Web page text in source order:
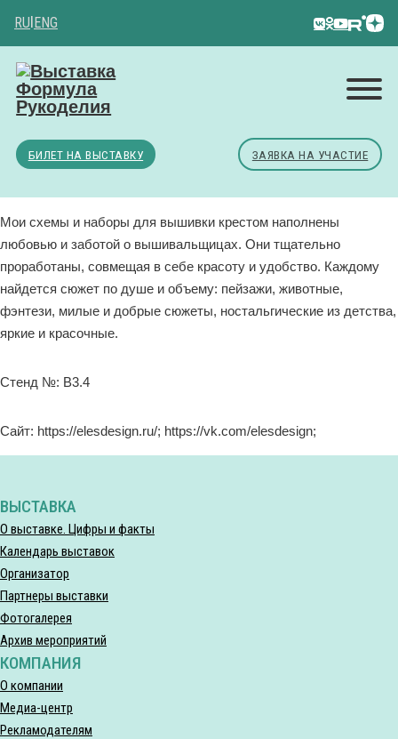
RU ENG
БИЛЕТ НА ВЫСТАВКУ ЗАЯВКА НА УЧАСТИЕ
Мои схемы и наборы для вышивки крестом наполнены
любовью и заботой о вышивальщицах. Они тщательно
проработаны, совмещая в себе красоту и удобство. Каждому
найдется сюжет по душе и объему: пейзажи, животные,
фэнтези, милые и добрые сюжеты, ностальгические из детства,
яркие и красочные.
Стенд №: B3.4
Сайт: https://elesdesign.ru/; https://vk.com/elesdesign;
ВЫСТАВКА
О выставке. Цифры и факты
Календарь выставок
Организатор
Партнеры выставки
Фотогалерея
Архив мероприятий
КОМПАНИЯ
О компании
Медиа-центр
Рекламодателям